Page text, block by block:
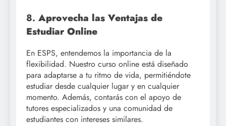
8. Aprovecha las Ventajas de
Estudiar Online
En ESPS, entendemos la importancia de la
flexibilidad. Nuestro curso online está diseñado
para adaptarse a tu ritmo de vida, permitiéndote
estudiar desde cualquier lugar y en cualquier
momento. Además, contarás con el apoyo de
tutores especializados y una comunidad de
estudiantes con intereses similares.